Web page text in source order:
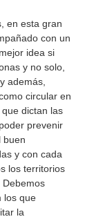
en esta gran
con un
idea si
y no solo,
además,
circular en
dictan las
prevenir
buen
y con cada
los territorios
Debemos
los que
la